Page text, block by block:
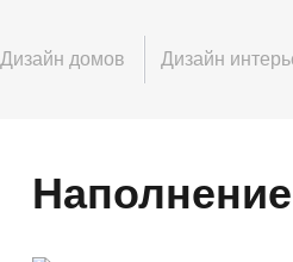
Дизайн домов Дизайн